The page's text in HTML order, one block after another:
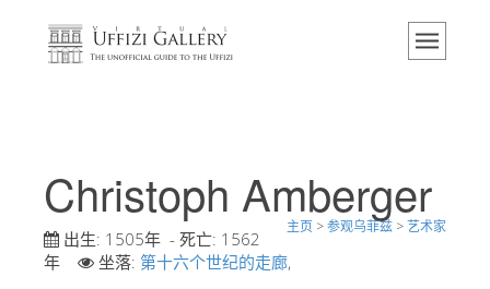
主页
活动 & 展览
游客的评论
联系我们
Christoph Amberger
主页 >参观乌菲兹 >艺术家
出生: 1505年 - 死亡: 1562
年
坐落: 第十六个世纪的走廊,